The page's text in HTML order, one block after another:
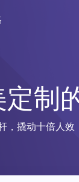
制
，撬动十倍人效